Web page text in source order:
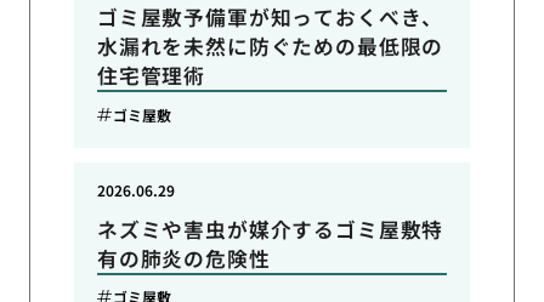
ゴミ屋敷予備軍が知っておくべき、
水漏れを未然に防ぐための最低限の
住宅管理術
ゴミ屋敷
ネズミや害虫が媒介するゴミ屋敷特
有の肺炎の危険性
2026.06.29
ゴミ屋敷